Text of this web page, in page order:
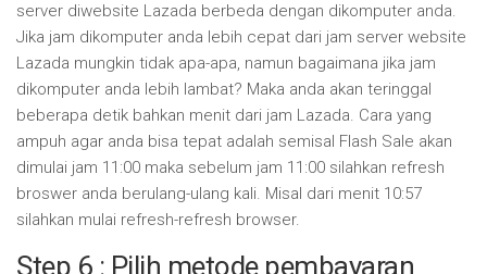
server diwebsite Lazada berbeda dengan dikomputer anda.
Jika jam dikomputer anda lebih cepat dari jam server website
Lazada mungkin tidak apa-apa, namun bagaimana jika jam
dikomputer anda lebih lambat? Maka anda akan teringgal
beberapa detik bahkan menit dari jam Lazada. Cara yang
ampuh agar anda bisa tepat adalah semisal Flash Sale akan
dimulai jam 11:00 maka sebelum jam 11:00 silahkan refresh
broswer anda berulang-ulang kali. Misal dari menit 10:57
silahkan mulai refresh-refresh browser.
Step 6 : Pilih metode pembayaran